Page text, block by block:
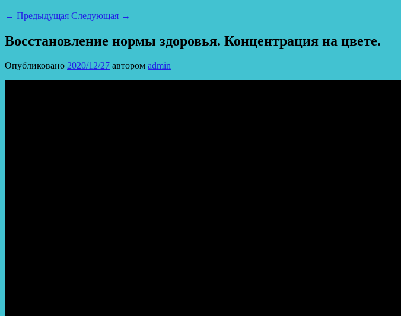
← Предыдущая Следующая →
Восстановление нормы здоровья. Концентрация на цвете.
Опубликовано 2020/12/27 автором admin